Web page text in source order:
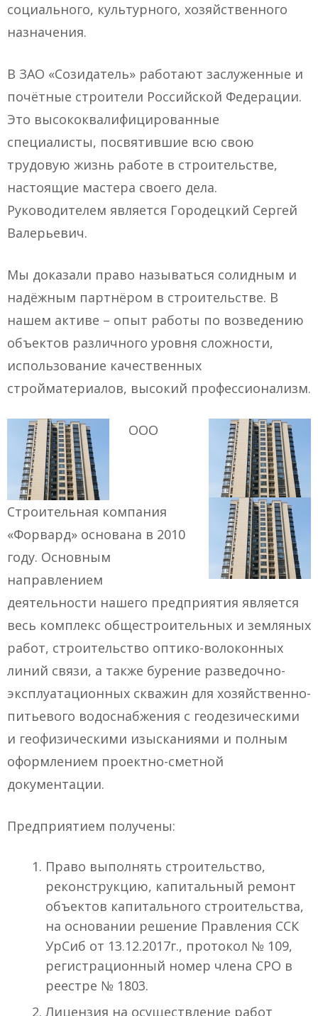
социального, культурного, хозяйственного
назначения.
В ЗАО «Созидатель» работают заслуженные и
почётные строители Российской Федерации.
Это высококвалифицированные
специалисты, посвятившие всю свою
трудовую жизнь работе в строительстве,
настоящие мастера своего дела.
Руководителем является Городецкий Сергей
Валерьевич.
Мы доказали право называться солидным и
надёжным партнёром в строительстве. В
нашем активе – опыт работы по возведению
объектов различного уровня сложности,
использование качественных
стройматериалов, высокий профессионализм.
ООО
Строительная компания
«Форвард» основана в 2010
году. Основным
направлением
деятельности нашего предприятия является
весь комплекс общестроительных и земляных
работ, строительство оптико-волоконных
линий связи, а также бурение разведочно-
эксплуатационных скважин для хозяйственно-
питьевого водоснабжения с геодезическими
и геофизическими изысканиями и полным
оформлением проектно-сметной
документации.
Предприятием получены:
Право выполнять строительство,
реконструкцию, капитальный ремонт
объектов капитального строительства,
на основании решение Правления ССК
УрСиб от 13.12.2017г., протокол № 109,
регистрационный номер члена СРО в
реестре № 1803.
Лицензия на осуществление работ